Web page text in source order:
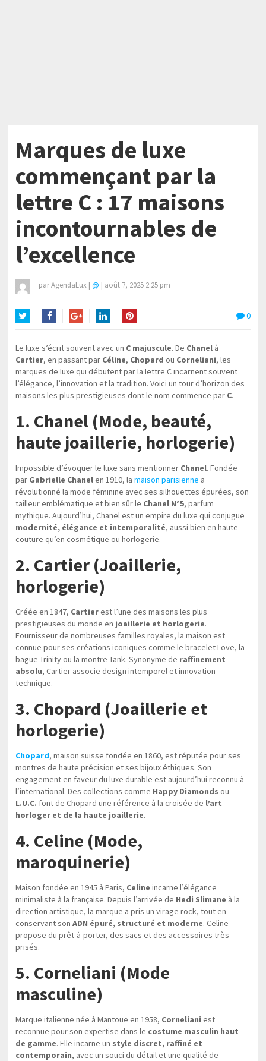
Marques de luxe
commençant par la
lettre C : 17 maisons
incontournables de
l’excellence
parAgendaLux | @ | août 7, 2025 2:25 pm
0
Le luxe s’écrit souvent avec un C majuscule. De Chanel à
Cartier, en passant par Céline, Chopard ou Corneliani, les
marques de luxe qui débutent par la lettre C incarnent souvent
l’élégance, l’innovation et la tradition. Voici un tour d’horizon des
maisons les plus prestigieuses dont le nom commence par C.
1. Chanel (Mode, beauté,
haute joaillerie, horlogerie)
Impossible d’évoquer le luxe sans mentionner Chanel. Fondée
par Gabrielle Chanelen 1910, lamaison parisienne a
révolutionné la mode féminine avec ses silhouettes épurées, son
tailleur emblématique et bien sûr le Chanel N°5, parfum
mythique. Aujourd’hui, Chanel est un empire du luxe qui conjugue
modernité, élégance et intemporalité, aussi bien en haute
couture qu’en cosmétique ou horlogerie.
2. Cartier (Joaillerie,
horlogerie)
Créée en 1847, Cartierest l’une des maisons les plus
prestigieuses du monde en joaillerie et horlogerie.
Fournisseur de nombreuses familles royales, la maison est
connue pour ses créations iconiques comme le bracelet Love, la
bague Trinity ou la montre Tank. Synonyme de raffinement
absolu, Cartier associe design intemporel et innovation
technique.
3. Chopard (Joaillerie et
horlogerie)
Chopard, maison suisse fondée en 1860, est réputée pour ses
montres de haute précision et ses bijoux éthiques. Son
engagement en faveur du luxe durable est aujourd’hui reconnu à
l’international. Des collections comme Happy Diamonds ou
L.U.C. font de Chopard une référence à la croisée de l’art
horloger et de la haute joaillerie.
4. Celine (Mode,
maroquinerie)
Maison fondée en 1945 à Paris, Celine incarne l’élégance
minimaliste à la française. Depuis l’arrivée de Hedi Slimane à la
direction artistique, la marque a pris un virage rock, tout en
conservant sonADN épuré, structuré et moderne. Celine
propose du prêt-à-porter, des sacs et des accessoires très
prisés.
5. Corneliani (Mode
masculine)
Marque italienne née à Mantoue en 1958, Corneliani est
reconnue pour son expertise dans le costume masculin haut
de gamme. Elle incarne un style discret, raffiné et
contemporain, avec un souci du détail et une qualité de